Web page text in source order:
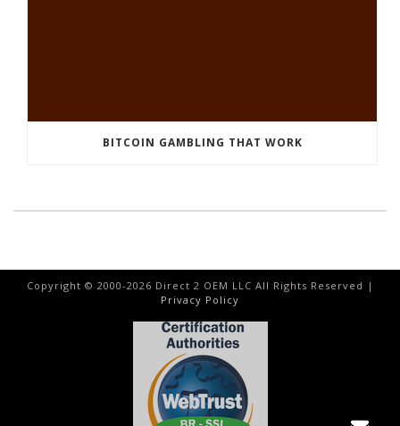
BITCOIN GAMBLING THAT WORK
Copyright © 2000-2026 Direct 2 OEM LLC All Rights Reserved |
Privacy Policy